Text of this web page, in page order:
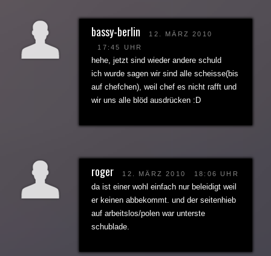
bassy-berlin
12. MÄRZ 2010
17:45 UHR
hehe, jetzt sind wieder andere schuld
ich wurde sagen wir sind alle scheisse(bis
auf chefchen), weil chef es nicht rafft und
wir uns alle blöd ausdrücken :D
roger 12. MÄRZ 2010 18:06 UHR
da ist einer wohl einfach nur beleidigt weil
er keinen abbekommt. und der seitenhieb
auf arbeitslos/polen war unterste
schublade.